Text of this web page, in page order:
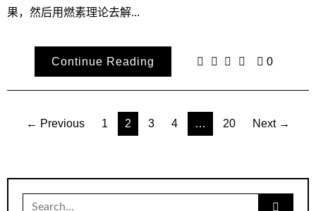
果，然后用燃素理论去解...
Continue Reading 0
文
导
← Previous 1 2 3 4 … 20 Next →
Search